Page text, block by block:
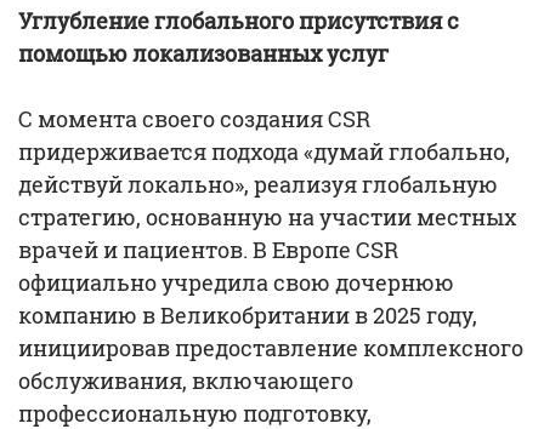
Углубление глобального присутствия с
помощью локализованных услуг
С момента своего создания CSR
придерживается подхода «думай глобально,
действуй локально», реализуя глобальную
стратегию, основанную на участии местных
врачей и пациентов. В Европе CSR
официально учредила свою дочернюю
компанию в Великобритании в 2025 году,
инициировав предоставление комплексного
обслуживания, включающего
профессиональную подготовку,